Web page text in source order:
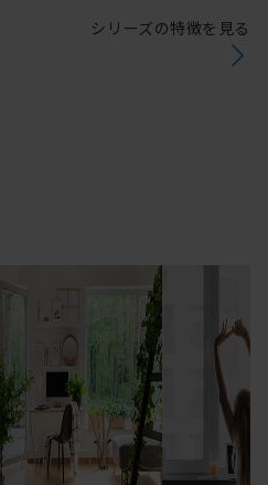
シリーズの特徴を見る